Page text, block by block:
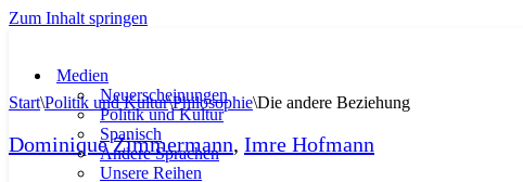
Zum Inhalt springen
Medien
Neuerscheinungen
Politik und Kultur
Spanisch
Andere Sprachen
Unsere Reihen
Start\Politik und Kultur\Philosophie\Die andere Beziehung
Dominique Zimmermann, Imre Hofmann